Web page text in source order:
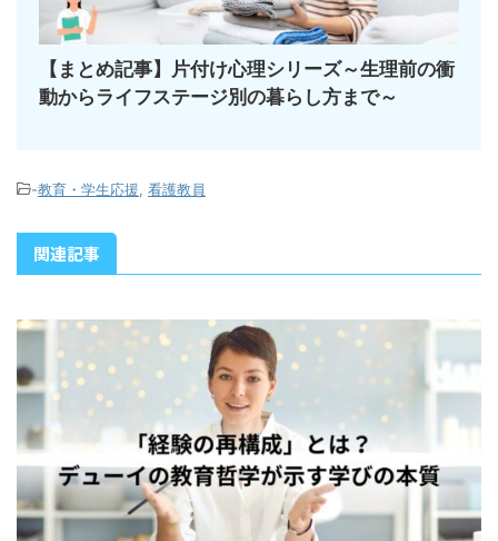
【まとめ記事】片付け心理シリーズ～生理前の衝
動からライフステージ別の暮らし方まで～
-教育・学生応援 看護教員
関連記事